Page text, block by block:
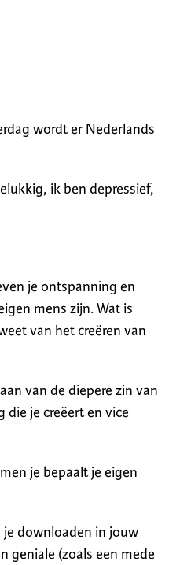
wordt er Nederlands
ik ben depressief,
je ontspanning en
mens zijn. Wat is
van het creëren van
van de diepere zin van
die je creëert en vice
je bepaalt je eigen
downloaden in jouw
geniale (zoals een mede